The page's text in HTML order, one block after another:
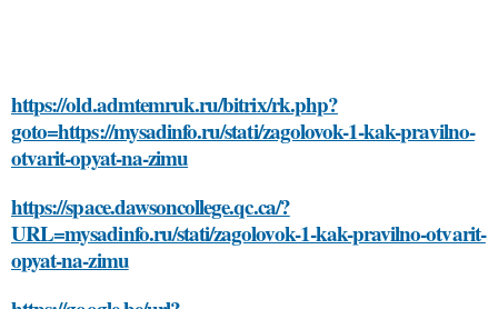
https://old.admtemruk.ru/bitrix/rk.php?
goto=https://mysadinfo.ru/stati/zagolovok-1-kak-pravilno-
otvarit-opyat-na-zimu
https://space.dawsoncollege.qc.ca/?
URL=mysadinfo.ru/stati/zagolovok-1-kak-pravilno-otvarit-
opyat-na-zimu